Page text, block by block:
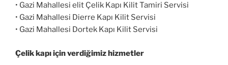
• Gazi Mahallesi elit Çelik Kapı Kilit Tamiri Servisi
• Gazi Mahallesi Dierre Kapı Kilit Servisi
• Gazi Mahallesi Dortek Kapı Kilit Servisi
Çelik kapı için verdiğimiz hizmetler